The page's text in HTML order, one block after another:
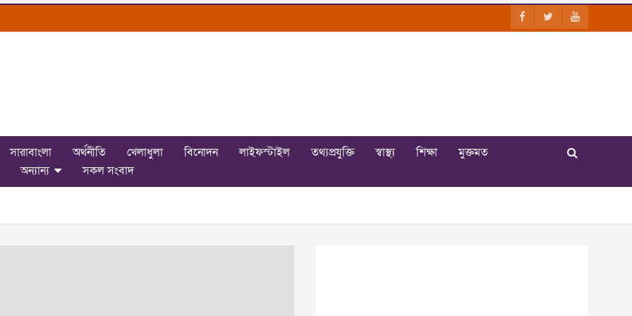
সারাবাংলা অর্থনীতি খেলাধুলা বিনোদন লাইফস্টাইল তথ্যপ্রযুক্তি স্বাস্থ্য শিক্ষা
মুক্তমত
অন্যান্য সকল সংবাদ